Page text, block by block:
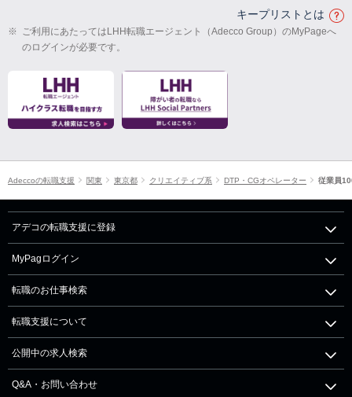
キープリストとは
※ ご利用にあたってはLHH転職エージェント（Adecco Group）のMyPageへ
のログインが必要です。
Adeccoの転職支援 関東 東京都 クリエイティブ系 DTP・CGオペレーター 従業員
アデコの転職支援に登録
MyPagログイン
転職のお仕事検索
転職支援について
公開中の求人検索
Q&A・お問い合わせ